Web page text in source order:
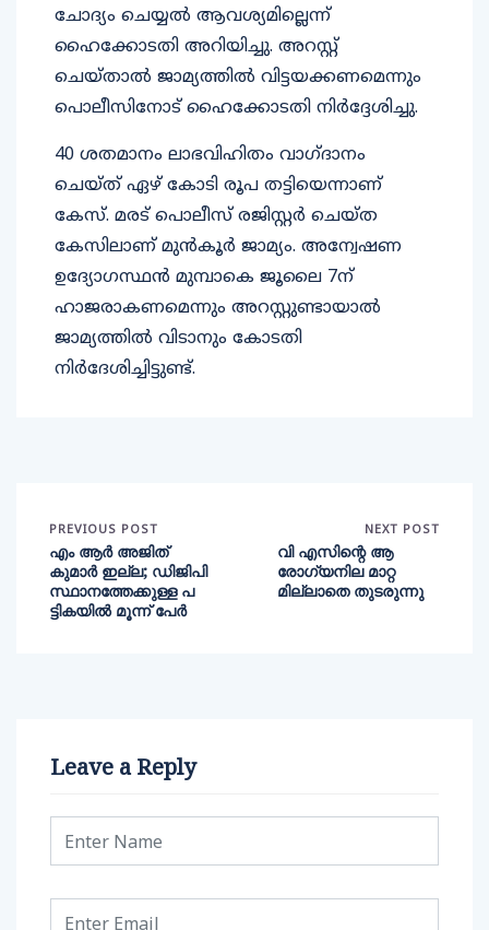
ചോദ്യം ചെയ്യല്‍ ആവശ്യമില്ലെന്ന്
ഹൈക്കോടതി അറിയിച്ചു. അറസ്റ്റ്
ചെയ്താല്‍ ജാമ്യത്തില്‍ വിട്ടയക്കണമെന്നും
പൊലീസിനോട് ഹൈക്കോടതി നിര്‍ദ്ദേശിച്ചു.
40 ശതമാനം ലാഭവിഹിതം വാഗ്ദാനം
ചെയ്ത് ഏഴ് കോടി രൂപ തട്ടിയെന്നാണ്
കേസ്. മരട് പൊലീസ് രജിസ്റ്റര്‍ ചെയ്ത
കേസിലാണ് മുന്‍കൂര്‍ ജാമ്യം. അന്വേഷണ
ഉദ്യോഗസ്ഥന്‍ മുമ്പാകെ ജൂലൈ 7ന്
ഹാജരാകണമെന്നും അറസ്റ്റുണ്ടായാല്‍
ജാമ്യത്തില്‍ വിടാനും കോടതി
നിര്‍ദേശിച്ചിട്ടുണ്ട്.
PREVIOUS POST
എം ആര്‍ അജിത്
കുമാര്‍ ഇല്ല; ഡിജിപി
സ്ഥാനത്തേക്കുള്ള പ
ട്ടികയില്‍ മൂന്ന് പേര്‍
NEXT POST
വി എസിന്റെ ആ
രോഗ്യനില മാറ്റ
മില്ലാതെ തുടരുന്നു
Leave a Reply